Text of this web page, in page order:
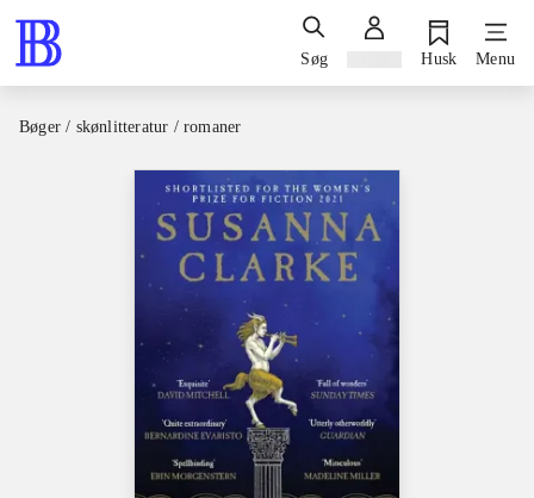
Søg Husk Menu
Bøger / skønlitteratur / romaner